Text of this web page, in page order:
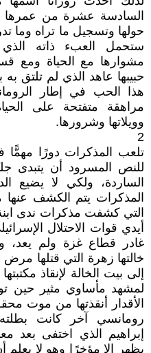
السادسة عشرة من
حولها وتسجيل ما تراه وما
ستحمل العبء ذاته
مشوارها مع الحياة ومع
حبيبها عاهد الذي لم تلتق
هذا الحب في إطار
مراهقة متفتحة على
وويلاتها وشرورها.
2
تلعب المذكرات دورًا مهمًّا
للنص المسرود أن يتبدى
الساردة، ولكي لا يضيع
المذكرات يتم الكشف عنها
التي كشفت مذكرات ندى
أيدي قوات الاحتلال
غادر قطاع غزة ولم
خالتها زهرة التي قتلها
إلى بيت الخالة لإنقاذ
لمشهد مأساوي مثير حين
الأقدار أنقذتها من موت
رومانسي آخر كانت
إبراهيم الذي اختفى بعد
يظهر إلا مؤخرًا وهو لا